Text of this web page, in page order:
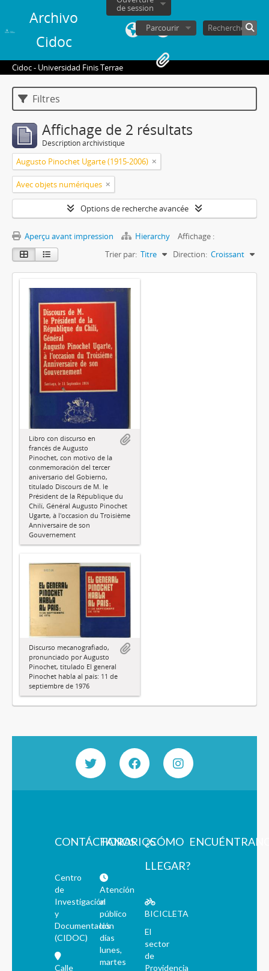
Archivo
Cidoc
de session
Parcourir
Cidoc - Universidad Finis Terrae
Filtres
Affichage de 2 résultats
Description archivistique
Augusto Pinochet Ugarte (1915-2006)
Avec objets numériques
Options de recherche avancée
Aperçu avant impression Hierarchy
Affichage :
Trier par: Titre Direction: Croissant
Libro con discurso en
francés de Augusto
Pinochet, con motivo de la
conmemoración del tercer
aniversario del Gobierno,
titulado Discours de M. le
Président de la République du
Chilí, Général Augusto Pinochet
Ugarte, à l'occasion du Troisième
Anniversaire de son
Gouvernement
Discurso mecanografiado,
pronunciado por Augusto
Pinochet, titulado El general
Pinochet habla al país: 11 de
septiembre de 1976
CONTÁCTANOS
Centro
de
Investigación
y
Documentación
(CIDOC)
Calle
HORARIOS
Atención
al
público
los
días
lunes,
martes
¿CÓMO
LLEGAR?
BICICLETA
El
sector
de
Providencia